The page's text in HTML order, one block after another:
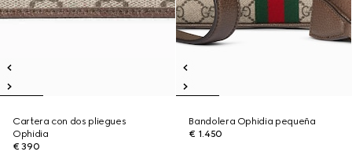
Cartera con dos pliegues
Ophidia
€ 390
Bandolera Ophidia pequeña
€ 1.450